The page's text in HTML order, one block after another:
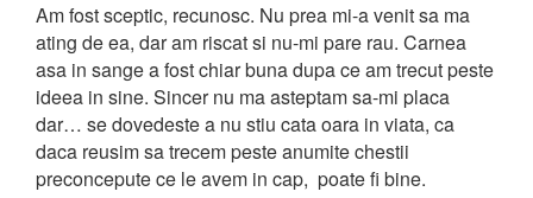
Am fost sceptic, recunosc. Nu prea mi-a venit sa ma
ating de ea, dar am riscat si nu-mi pare rau. Carnea
asa in sange a fost chiar buna dupa ce am trecut peste
ideea in sine. Sincer nu ma asteptam sa-mi placa
dar… se dovedeste a nu stiu cata oara in viata, ca
daca reusim sa trecem peste anumite chestii
preconcepute ce le avem in cap, poate fi bine.